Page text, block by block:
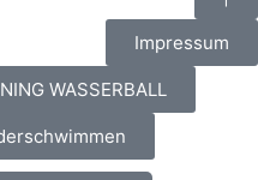
Impressum
WASSERBALL